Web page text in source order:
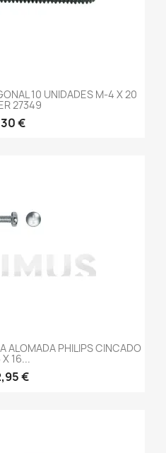
10 UNIDADES M-4 X 20
27349
€
ALOMADA PHILIPS CINCADO
16...
€